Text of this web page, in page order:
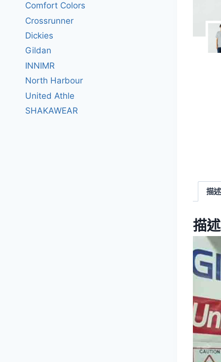
描述
描述
Comfort Colors
Crossrunner
Dickies
Gildan
INNIMR
North Harbour
United Athle
SHAKAWEAR